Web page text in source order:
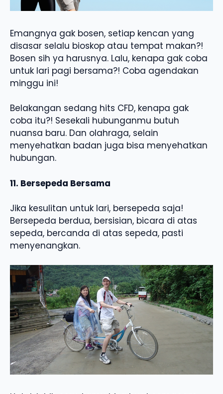
Emangnya gak bosen, setiap kencan yang
disasar selalu bioskop atau tempat makan?!
Bosen sih ya harusnya. Lalu, kenapa gak coba
untuk lari pagi bersama?! Coba agendakan
minggu ini!
Belakangan sedang hits CFD, kenapa gak
coba itu?! Sesekali hubunganmu butuh
nuansa baru. Dan olahraga, selain
menyehatkan badan juga bisa menyehatkan
hubungan.
11. Bersepeda Bersama
Jika kesulitan untuk lari, bersepeda saja!
Bersepeda berdua, bersisian, bicara di atas
sepeda, bercanda di atas sepeda, pasti
menyenangkan.